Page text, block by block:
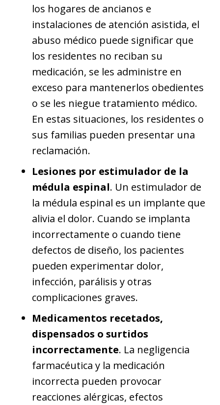
los hogares de ancianos e
instalaciones de atención asistida, el
abuso médico puede significar que
los residentes no reciban su
medicación, se les administre en
exceso para mantenerlos obedientes
o se les niegue tratamiento médico.
En estas situaciones, los residentes o
sus familias pueden presentar una
reclamación.
Lesiones por estimulador de la
médula espinal. Un estimulador de
la médula espinal es un implante que
alivia el dolor. Cuando se implanta
incorrectamente o cuando tiene
defectos de diseño, los pacientes
pueden experimentar dolor,
infección, parálisis y otras
complicaciones graves.
Medicamentos recetados,
dispensados o surtidos
incorrectamente. La negligencia
farmacéutica y la medicación
incorrecta pueden provocar
reacciones alérgicas, efectos